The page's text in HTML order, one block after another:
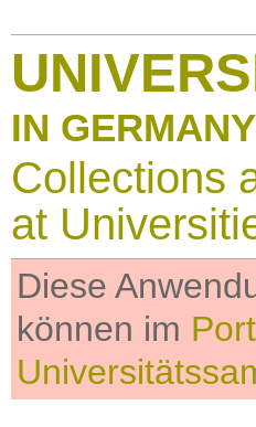
IN GERMANY
Collections
at
Diese
können im